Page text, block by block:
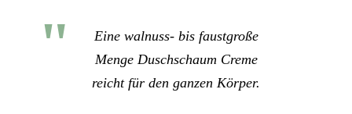
Eine walnuss- bis faustgroße
Menge Duschschaum Creme
reicht für den ganzen Körper.